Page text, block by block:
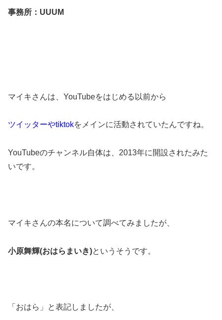
事務所：UUUM
マイキさんは、YouTubeをはじめる以前から
ツイッターやtiktokをメインに活動されていたんですね。
YouTubeのチャンネル自体は、2013年に開設されたみた
いです。
マイキさんの本名について調べてみましたが、
小原舞輝(おはらまいき)というそうです。
「おはら」と表記しましたが、